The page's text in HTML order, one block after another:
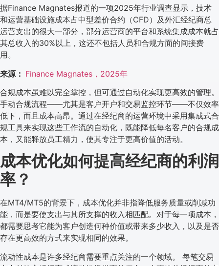
据Finance Magnates报道的一项2025年行业调查显示，技术
和运营基础设施成本占中型差价合约（CFD）及外汇经纪商总
运营支出的很大一部分，部分运营商的平台和系统集成成本就占
其总收入的30%以上，这还不包括人员和合规方面的间接费
用。
来源： Finance Magnates，2025年
合规成本虽难以完全掌控，但可通过自动化实现更高效的管理。
手动合规流程——尤其是客户开户和交易监控环节——不仅效率
低下，而且成本高昂。通过在经纪商的运营环境中采用集成式合
规工具来实现这些工作流的自动化，既能降低每名客户的合规成
本，又能释放员工精力，使其专注于更高价值的活动。
成本优化如何提高经纪商的利润
率？
在MT4/MT5的背景下，成本优化并非指降低服务质量或削减功
能，而是要使支出与其所支撑的收入相匹配。对于每一项成本，
都需要思考它能为客户创造何种价值或带来多少收入，以及是否
存在更高效的方式来实现相同的效果。
流动性成本是许多经纪商需要重点关注的一个领域。 每笔交易